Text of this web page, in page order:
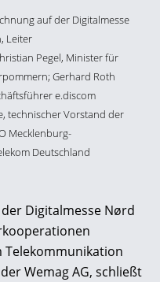
auf der Digitalmesse
Leiter
Pegel, Minister für
Gerhard Roth
e.discom
technischer Vorstand der
Mecklenburg-
Deutschland
Digitalmesse Nørd
Telekommunikation
Wemag AG, schließt